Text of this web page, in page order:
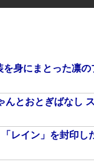
身にまとった凛
とおとぎばなし
レイン」を封印し